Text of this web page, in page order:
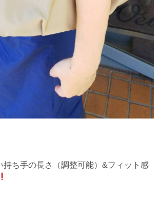
持ち手の長さ（調整可能）&フィット感